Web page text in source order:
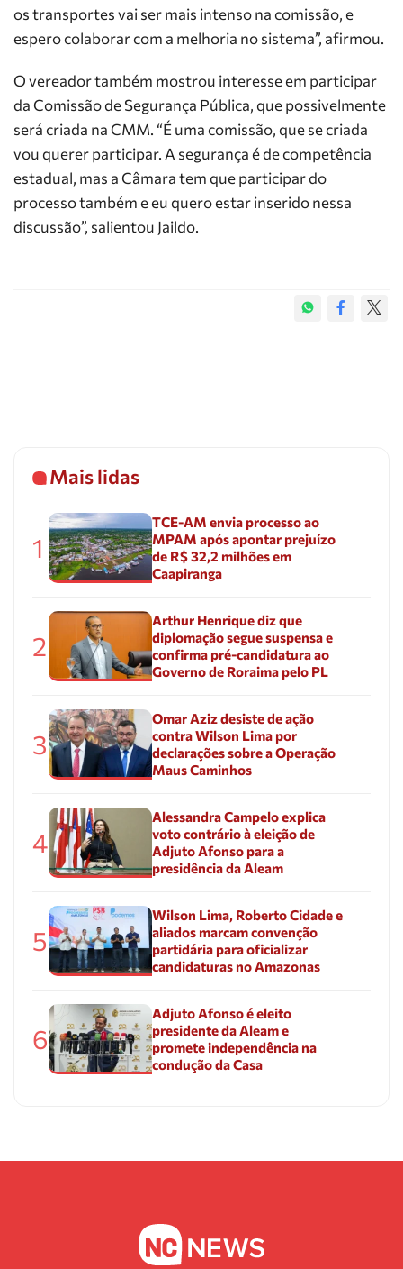
os transportes vai ser mais intenso na comissão, e
espero colaborar com a melhoria no sistema”, afirmou.
O vereador também mostrou interesse em participar
da Comissão de Segurança Pública, que possivelmente
será criada na CMM. “É uma comissão, que se criada
vou querer participar. A segurança é de competência
estadual, mas a Câmara tem que participar do
processo também e eu quero estar inserido nessa
discussão”, salientou Jaildo.
Mais lidas
1
TCE-AM envia processo ao
MPAM após apontar prejuízo
de R$ 32,2 milhões em
Caapiranga
2
Arthur Henrique diz que
diplomação segue suspensa e
confirma pré-candidatura ao
Governo de Roraima pelo PL
3
Omar Aziz desiste de ação
contra Wilson Lima por
declarações sobre a Operação
Maus Caminhos
4
Alessandra Campelo explica
voto contrário à eleição de
Adjuto Afonso para a
presidência da Aleam
5
Wilson Lima, Roberto Cidade e
aliados marcam convenção
partidária para oficializar
candidaturas no Amazonas
6
Adjuto Afonso é eleito
presidente da Aleam e
promete independência na
condução da Casa